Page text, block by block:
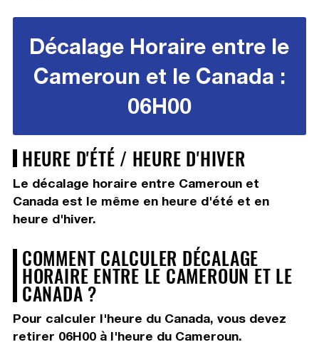
Décalage Horaire entre le
Cameroun et le Canada :
06H00
HEURE D'ÉTÉ / HEURE D'HIVER
Le décalage horaire entre Cameroun et
Canada est le même en heure d'été et en
heure d'hiver.
COMMENT CALCULER DÉCALAGE
HORAIRE ENTRE LE CAMEROUN ET LE
CANADA ?
Pour calculer l'heure du Canada, vous devez
retirer 06H00à l'heure du Cameroun.